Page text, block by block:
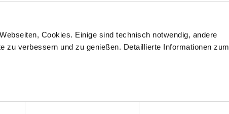
Cookies. Einige sind technisch notwendig, andere
zu verbessern und zu genießen. Detaillierte Informationen zum